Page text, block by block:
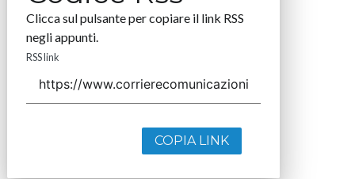
Clicca sul pulsante per copiare il link RSS
negli appunti.
RSS link
COPIA LINK